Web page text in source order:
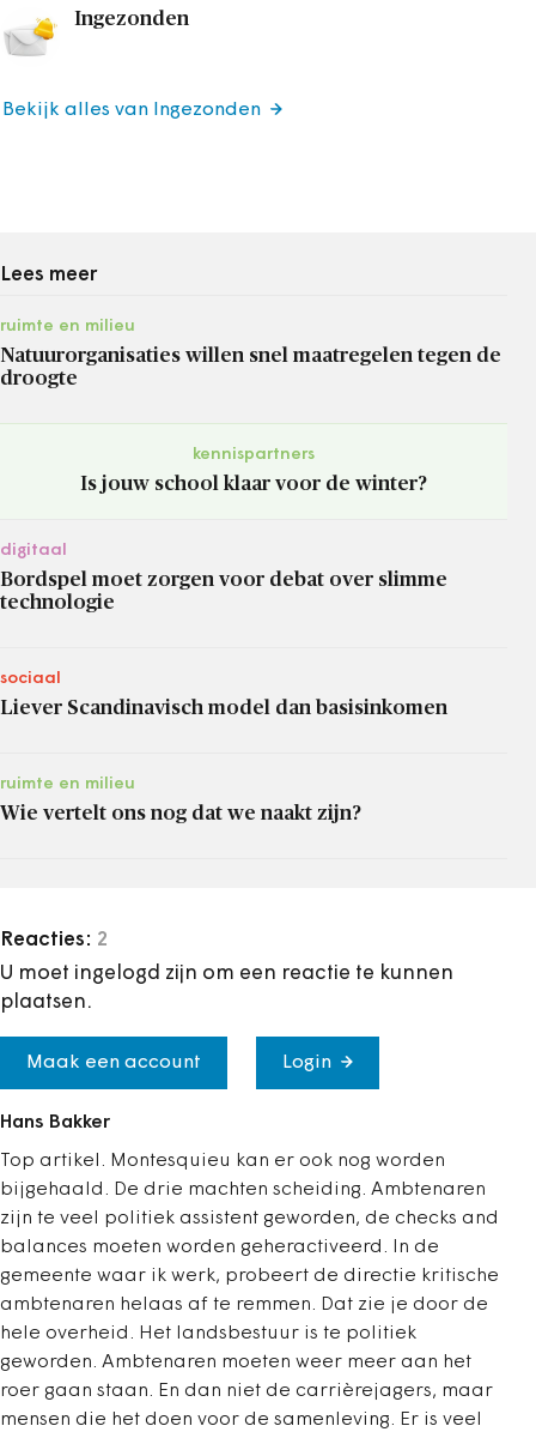
Ingezonden
Bekijk alles van Ingezonden
Lees meer
ruimte en milieu
Natuurorganisaties willen snel maatregelen tegen de
droogte
kennispartners
Is jouw school klaar voor de winter?
digitaal
Bordspel moet zorgen voor debat over slimme
technologie
sociaal
Liever Scandinavisch model dan basisinkomen
ruimte en milieu
Wie vertelt ons nog dat we naakt zijn?
Reacties: 2
U moet ingelogd zijn om een reactie te kunnen
plaatsen.
Maak een account Login
Hans Bakker
Top artikel. Montesquieu kan er ook nog worden
bijgehaald. De drie machten scheiding. Ambtenaren
zijn te veel politiek assistent geworden, de checks and
balances moeten worden geheractiveerd. In de
gemeente waar ik werk, probeert de directie kritische
ambtenaren helaas af te remmen. Dat zie je door de
hele overheid. Het landsbestuur is te politiek
geworden. Ambtenaren moeten weer meer aan het
roer gaan staan. En dan niet de carrièrejagers, maar
mensen die het doen voor de samenleving. Er is veel